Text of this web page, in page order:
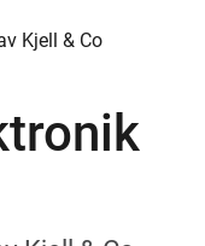
Kjell & Co